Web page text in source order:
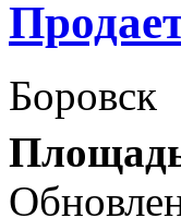
Боровск